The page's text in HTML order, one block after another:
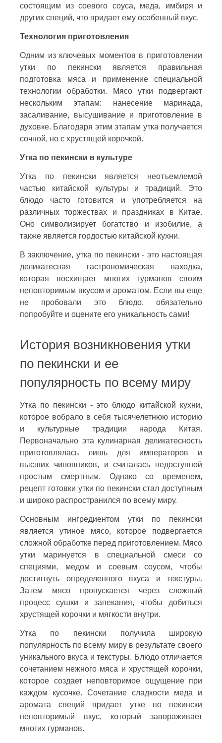
состоящим из соевого соуса, меда, имбиря и
других специй, что придает ему особенный вкус.
Технология приготовления
Одним из ключевых моментов в приготовлении
утки по пекински является правильная
подготовка мяса и применение специальной
технологии обработки. Мясо утки подвергают
нескольким этапам: нанесение маринада,
засаливание, высушивание и приготовление в
духовке. Благодаря этим этапам утка получается
сочной, но с хрустящей корочкой.
Утка по пекински в культуре
Утка по пекински является неотъемлемой
частью китайской культуры и традиций. Это
блюдо часто готовится и употребляется на
различных торжествах и праздниках в Китае.
Оно символизирует богатство и изобилие, а
также является гордостью китайской кухни.
В заключение, утка по пекински - это настоящая
деликатесная гастрономическая находка,
которая восхищает многих гурманов своим
неповторимым вкусом и ароматом. Если вы еще
не пробовали это блюдо, обязательно
попробуйте и оцените его уникальность сами!
История возникновения утки
по пекински и ее
популярность по всему миру
Утка по пекински - это блюдо китайской кухни,
которое вобрало в себя тысячелетнюю историю
и культурные традиции народа Китая.
Первоначально эта кулинарная деликатесность
приготовлялась лишь для императоров и
высших чиновников, и считалась недоступной
простым смертным. Однако со временем,
рецепт готовки утки по пекински стал доступным
и широко распространился по всему миру.
Основным ингредиентом утки по пекински
является утиное мясо, которое подвергается
сложной обработке перед приготовлением. Мясо
утки маринуется в специальной смеси со
специями, медом и соевым соусом, чтобы
достигнуть определенного вкуса и текстуры.
Затем мясо пропускается через сложный
процесс сушки и запекания, чтобы добиться
хрустящей корочки и мягкости внутри.
Утка по пекински получила широкую
популярность по всему миру в результате своего
уникального вкуса и текстуры. Блюдо отличается
сочетанием нежного мяса и хрустящей корочки,
которое создает неповторимое ощущение при
каждом кусочке. Сочетание сладкости меда и
аромата специй придает утке по пекински
неповторимый вкус, который завораживает
многих гурманов.